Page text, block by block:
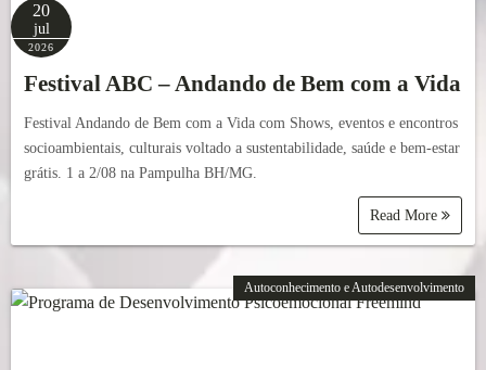
20
jul
2026
Festival ABC – Andando de Bem com a Vida
Festival Andando de Bem com a Vida com Shows, eventos e encontros
socioambientais, culturais voltado a sustentabilidade, saúde e bem-estar
grátis. 1 a 2/08 na Pampulha BH/MG.
Read More
Autoconhecimento e Autodesenvolvimento